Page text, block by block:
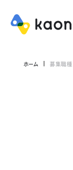
ホーム 募集職種